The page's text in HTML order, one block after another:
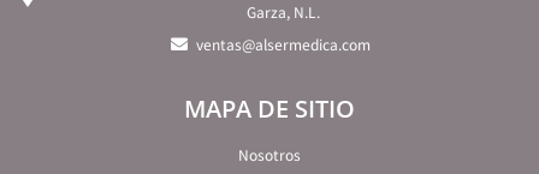
Garza, N.L.
ventas@alsermedica.com
MAPA DE SITIO
Nosotros